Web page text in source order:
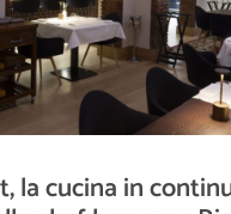
la cucina in